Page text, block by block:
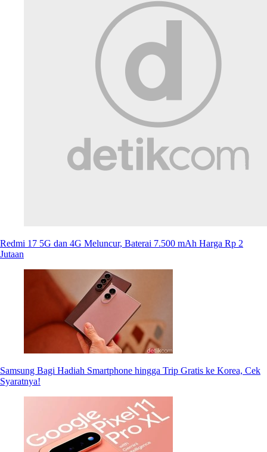
Redmi 17 5G dan 4G Meluncur, Baterai 7.500 mAh Harga Rp 2
Jutaan
Samsung Bagi Hadiah Smartphone hingga Trip Gratis ke Korea, Cek
Syaratnya!